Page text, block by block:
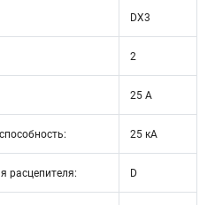
DX3
2
25 А
25 кА
расцепителя: D